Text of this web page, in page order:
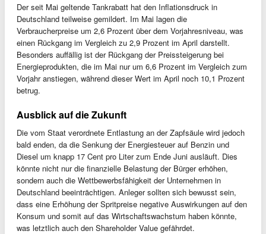
Der seit Mai geltende Tankrabatt hat den Inflationsdruck in
Deutschland teilweise gemildert. Im Mai lagen die
Verbraucherpreise um 2,6 Prozent über dem Vorjahresniveau, was
einen Rückgang im Vergleich zu 2,9 Prozent im April darstellt.
Besonders auffällig ist der Rückgang der Preissteigerung bei
Energieprodukten, die im Mai nur um 6,6 Prozent im Vergleich zum
Vorjahr anstiegen, während dieser Wert im April noch 10,1 Prozent
betrug.
Ausblick auf die Zukunft
Die vom Staat verordnete Entlastung an der Zapfsäule wird jedoch
bald enden, da die Senkung der Energiesteuer auf Benzin und
Diesel um knapp 17 Cent pro Liter zum Ende Juni ausläuft. Dies
könnte nicht nur die finanzielle Belastung der Bürger erhöhen,
sondern auch die Wettbewerbsfähigkeit der Unternehmen in
Deutschland beeinträchtigen. Anleger sollten sich bewusst sein,
dass eine Erhöhung der Spritpreise negative Auswirkungen auf den
Konsum und somit auf das Wirtschaftswachstum haben könnte,
was letztlich auch den Shareholder Value gefährdet.